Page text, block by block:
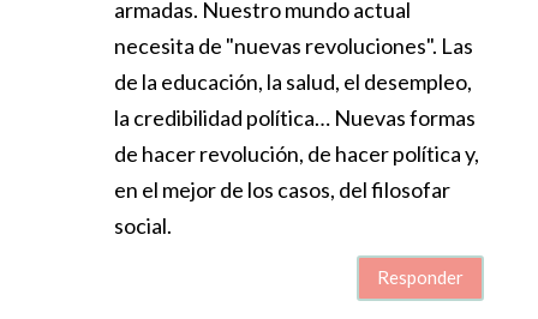
armadas. Nuestro mundo actual
necesita de "nuevas revoluciones". Las
de la educación, la salud, el desempleo,
la credibilidad política… Nuevas formas
de hacer revolución, de hacer política y,
en el mejor de los casos, del filosofar
social.
Responder